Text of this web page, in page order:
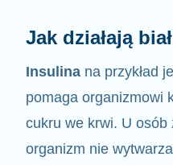
Jak działają
Insulina na przykład
pomaga organizmowi
cukru we krwi. U osób
organizm nie